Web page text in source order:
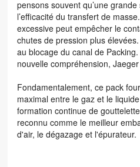
pensons souvent qu’une
l’efficacité du transfert de
excessive peut empêcher le
chutes de pression plus
au blocage du canal de
nouvelle compréhension,
Fondamentalement, ce pack
maximal entre le gaz et le
formation continue de
reconnu comme le meilleur
d'air, le dégazage et l'épurateur.